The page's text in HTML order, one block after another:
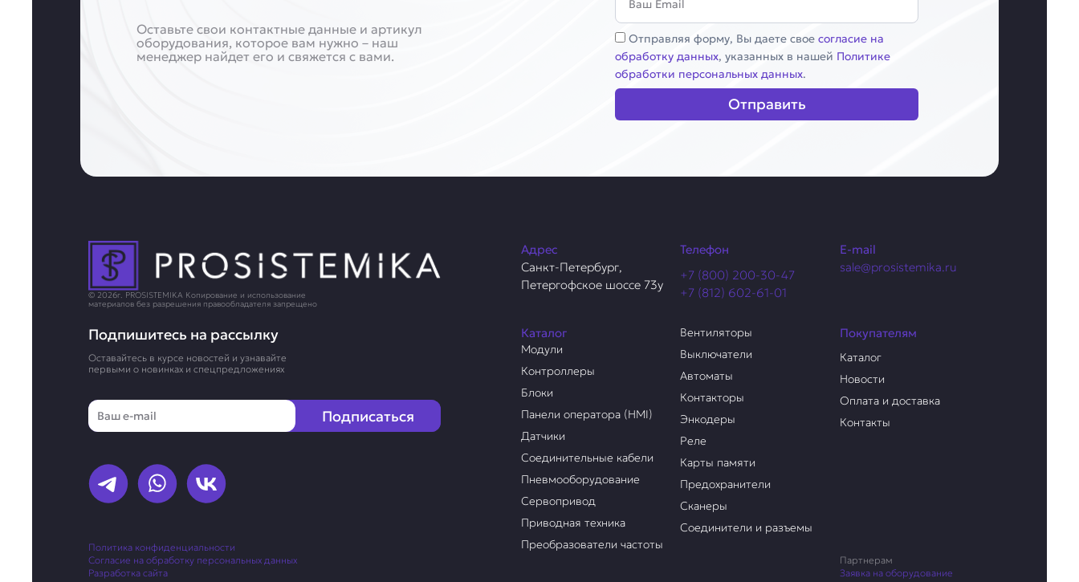
Оставьте свои контактные данные и артикул
оборудования, которое вам нужно – наш
менеджер найдет его и свяжется с вами.
Соглашение
Отправляя форму, Вы даете своесогласие на
обработку данных, указанных в нашей Политике
обработки персональных данных.
Отправить
© 2026г. PROSISTEMIKA Копирование и использование
материалов без разрешения правообладателя запрещено
Адрес
Санкт-Петербург,
Петергофское шоссе 73у
Телефон
+7 (800) 200-30-47
+7 (812) 602-61-01
E-mail
sale@prosistemika.ru
Подпишитесь на рассылку
Оставайтесь в курсе новостей и узнавайте
первыми о новинках и спецпредложениях
Email
Подписаться
Политика конфиденциальности
Согласие на обработку персональных данных
Разработка сайта
Каталог
Модули
Контроллеры
Блоки
Панели оператора (HMI)
Датчики
Соединительные кабели
Пневмооборудование
Сервопривод
Приводная техника
Преобразователи частоты
Вентиляторы
Выключатели
Автоматы
Контакторы
Энкодеры
Реле
Карты памяти
Предохранители
Сканеры
Соединители и разъемы
Покупателям
Каталог
Новости
Оплата и доставка
Контакты
Партнерам
Заявка на оборудование